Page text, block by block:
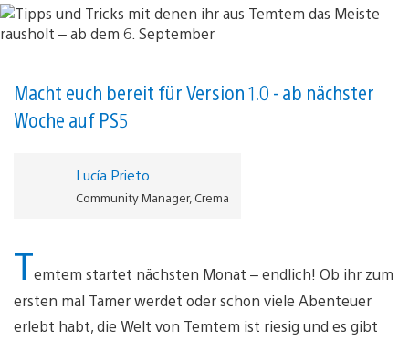
Macht euch bereit für Version 1.0 - ab nächster
Woche auf PS5
Lucía Prieto
Community Manager, Crema
Temtem startet nächsten Monat – endlich! Ob ihr zum
ersten mal Tamer werdet oder schon viele Abenteuer
erlebt habt, die Welt von Temtem ist riesig und es gibt